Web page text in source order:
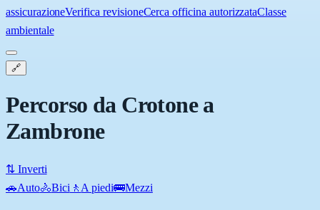
assicurazioneVerifica revisioneCerca officina autorizzataClasse
ambientale
🔗
Percorso da Crotone a
Zambrone
⇅ Inverti
🚗Auto🚴Bici 🚶 A piedi🚌Mezzi